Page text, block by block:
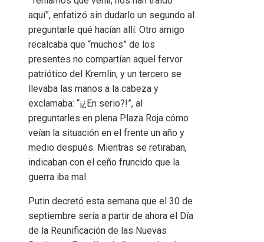
aquí”, enfatizó sin dudarlo un segundo al
preguntarle qué hacían allí. Otro amigo
recalcaba que “muchos” de los
presentes no compartían aquel fervor
patriótico del Kremlin, y un tercero se
llevaba las manos a la cabeza y
exclamaba: “¡¿En serio?!”, al
preguntarles en plena Plaza Roja cómo
veían la situación en el frente un año y
medio después. Mientras se retiraban,
indicaban con el ceño fruncido que la
guerra iba mal.
Putin decretó esta semana que el 30 de
septiembre sería a partir de ahora el Día
de la Reunificación de las Nuevas